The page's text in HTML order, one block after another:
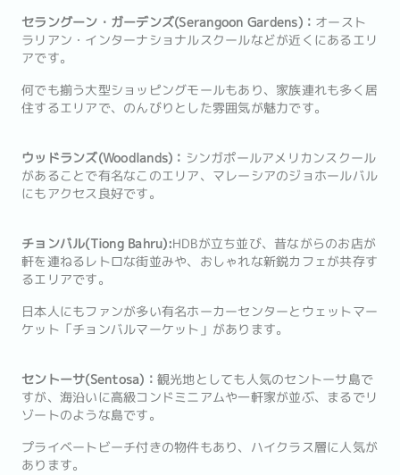
セラングーン・ガーデンズ(Serangoon Gardens)： オースト
ラリアン・インターナショナルスクールなどが近くにあるエリ
アです。
何でも揃う大型ショッピングモールもあり、家族連れも多く居
住するエリアで、のんびりとした雰囲気が魅力です。
ウッドランズ(Woodlands)： シンガポールアメリカンスクール
があることで有名なこのエリア、マレーシアのジョホールバル
にもアクセス良好です。
チョンバル(Tiong Bahru):HDBが立ち並び、昔ながらのお店が
軒を連ねるレトロな街並みや、おしゃれな新鋭カフェが共存す
るエリアです。
日本人にもファンが多い有名ホーカーセンターとウェットマー
ケット「チョンバルマーケット」があります。
セントーサ(Sentosa)： 観光地としても人気のセントーサ島で
すが、海沿いに高級コンドミニアムや一軒家が並ぶ、まるでリ
ゾートのような島です。
プライベートビーチ付きの物件もあり、ハイクラス層に人気が
あります。